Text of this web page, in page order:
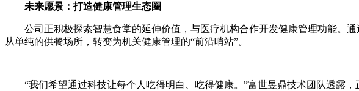
未来愿景：打造健康管理生态圈
公司正积极探索智慧食堂的延伸价值，与医疗机构合作开发健康管理功能。
从单纯的供餐场所，转变为机关健康管理的“前沿哨站”。
“我们希望通过科技让每个人吃得明白、吃得健康。”富世昱鼎技术团队透露